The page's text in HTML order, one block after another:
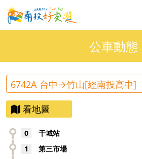
公車動態
6742A 台中→竹山[經南投高中]
看地圖
0 干城站
1 第三市場